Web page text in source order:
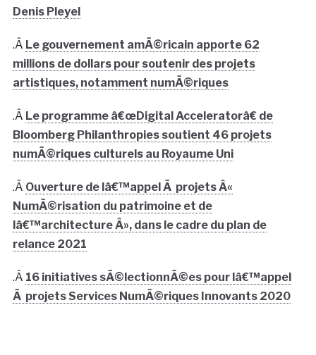
Denis Pleyel
.Â Le gouvernement amÃ©ricain apporte 62
millions de dollars pour soutenir des projets
artistiques, notamment numÃ©riques
.Â Le programme â€œDigital Acceleratorâ€ de
Bloomberg Philanthropies soutient 46 projets
numÃ©riques culturels au Royaume Uni
.Â Ouverture de lâ€™appel Ã projets Â«
NumÃ©risation du patrimoine et de
lâ€™architecture Â», dans le cadre du plan de
relance 2021
.Â 16 initiatives sÃ©lectionnÃ©es pour lâ€™appel
Ã projets Services NumÃ©riques Innovants 2020